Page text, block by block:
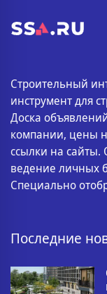
Строительный
инструмент для
Доска
компании, цены
ссылки на
ведение личных
Специально
Последние